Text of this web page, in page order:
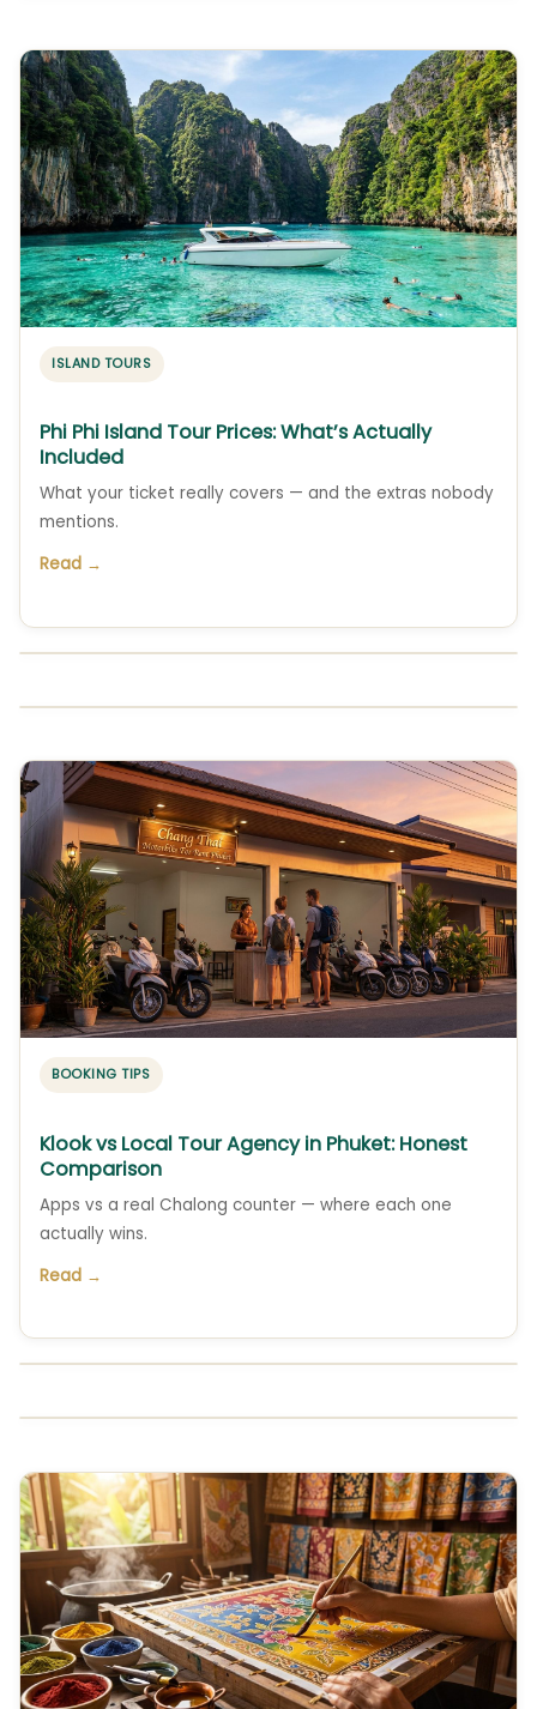
ISLAND TOURS
Phi Phi Island Tour Prices: What’s Actually
Included
What your ticket really covers — and the extras nobody
mentions.
Read →
BOOKING TIPS
Klook vs Local Tour Agency in Phuket: Honest
Comparison
Apps vs a real Chalong counter — where each one
actually wins.
Read →